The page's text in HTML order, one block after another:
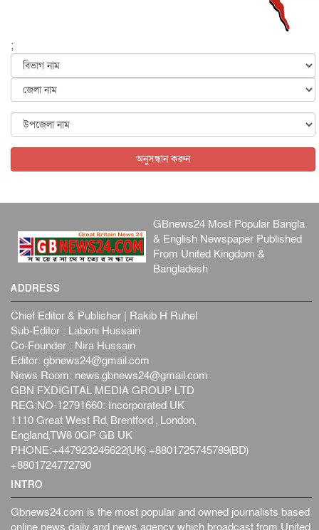
পৃথিবীর দিকে আসছে বিধ্বংসী বস্তু, পারমাণবিক বোমা দিয়ে করা
আন্তর্জাতিক ৫ আগস্ট, ২০২৬
কেনিয়ায় ১৫ হাতির রহস্যজনক মৃত্যু, সন্দেহের মুখে কীটনাশকের
আন্তর্জাতিক ৫ আগস্ট, ২০২৬
;
অনুসন্ধান করুন
GBnews24 Most Popular Bangla
& English Newspaper Published
From United Kingdom &
Bangladesh
ADDRESS
Chief Editor & Publisher | Rakib H Ruhel
Sub-Editor : Laboni Hussain
Co-Founder : Nira Hussain
Editor: gbnews24@gmail.com
News Room: news.gbnews24@gmail.com
GBN FXDIGITAL MEDIA GROUP LTD
REG:NO-12791660: Incorporated UK
1110 Great West Rd, Brentford , London,
England,TW8 0GP GB UK
PHONE:+447923246622(UK) +8801725745789(BD)
+8801724772790
INTRO
Gbnews24.com is the most popular and owned journalists based